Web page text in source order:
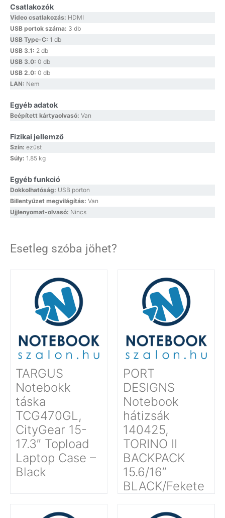
Csatlakozók
Video csatlakozás: HDMI
USB portok száma: 3 db
USB Type-C: 1 db
USB 3.1: 2 db
USB 3.0: 0 db
USB 2.0: 0 db
LAN: Nem
Egyéb adatok
Beépített kártyaolvasó: Van
Fizikai jellemző
Szín: ezüst
Súly: 1.85 kg
Egyéb funkció
Dokkolhatóság: USB porton
Billentyűzet megvilágítás: Van
Ujjlenyomat-olvasó: Nincs
Esetleg szóba jöhet?
TARGUS
Notebokk
táska
TCG470GL,
CityGear 15-
17.3″ Topload
Laptop Case –
Black
PORT
DESIGNS
Notebook
hátizsák
140425,
TORINO II
BACKPACK
15.6/16’’
BLACK/Fekete